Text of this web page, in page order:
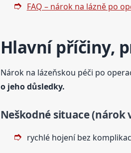
FAQ – nárok na lázně po
Hlavní příčiny,
Nárok na lázeňskou péči po
o jeho důsledky.
Neškodné situace (nárok
rychlé hojení bez